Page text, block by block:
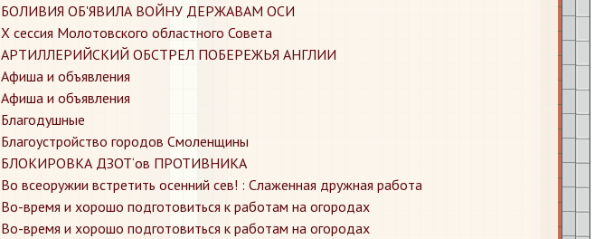
БОЛИВИЯ ОБ'ЯВИЛА ВОЙНУ ДЕРЖАВАМ ОСИ
X сессия Молотовского областного Совета
АРТИЛЛЕРИЙСКИЙ ОБСТРЕЛ ПОБЕРЕЖЬЯ АНГЛИИ
Афиша и объявления
Афиша и объявления
Благодушные
Благоустройство городов Смоленщины
БЛОКИРОВКА ДЗОТ‘ов ПРОТИВНИКА
Во всеоружии встретить осенний сев! : Слаженная дружная работа
Во-время и хорошо подготовиться к работам на огородах
Во-время и хорошо подготовиться к работам на огородах